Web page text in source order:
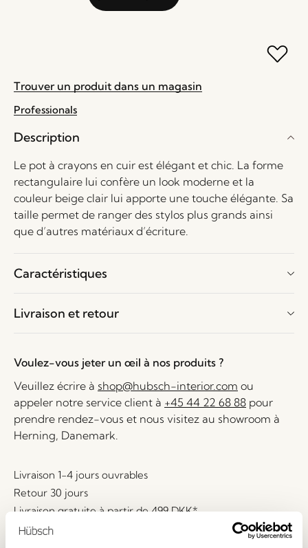
Trouver un produit dans un magasin
Professionals
Description
Le pot à crayons en cuir est élégant et chic. La forme
rectangulaire lui confère un look moderne et la
couleur beige clair lui apporte une touche élégante. Sa
taille permet de ranger des stylos plus grands ainsi
que d’autres matériaux d’écriture.
Caractéristiques
Livraison et retour
Voulez-vous jeter un œil à nos produits ?
Veuillez écrire à shop@hubsch-interior.com ou
appeler notre service client à +45 44 22 68 88 pour
prendre rendez-vous et nous visitez au showroom à
Herning, Danemark.
Livraison 1-4 jours ouvrables
Retour 30 jours
Livraison gratuite à partir de499 DKK*